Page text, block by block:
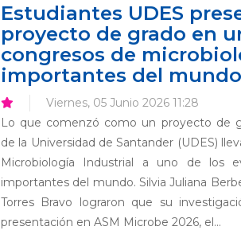
Estudiantes UDES
proyecto de grado en
congresos de
importantes del mundo
Viernes, 05 Junio 2026 11:28
Lo que comenzó como un proyecto de
de la Universidad de Santander (UDES)
Microbiología Industrial a uno de los
importantes del mundo. Silvia Juliana
Torres Bravo lograron que su
presentación en ASM Microbe 2026, el...